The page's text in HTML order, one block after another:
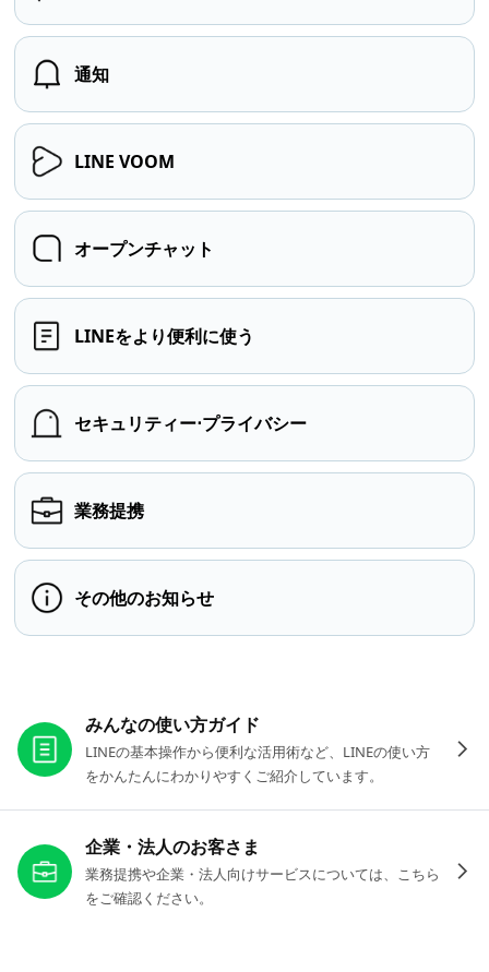
通知
LINE VOOM
オープンチャット
LINEをより便利に使う
セキュリティー⋅プライバシー
業務提携
その他のお知らせ
みんなの使い方ガイド
LINEの基本操作から便利な活用術など、LINEの使い方
をかんたんにわかりやすくご紹介しています。
企業・法人のお客さま
業務提携や企業・法人向けサービスについては、こちら
をご確認ください。